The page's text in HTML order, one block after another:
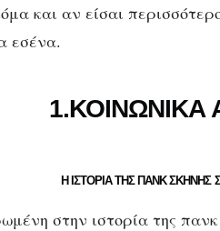
και αν είσαι
εσένα.
Η ΙΣΤΟΡΙΑ ΤΗΣ ΠΑΝΚ ΣΚΗΝΗΣ
στην ιστορία της